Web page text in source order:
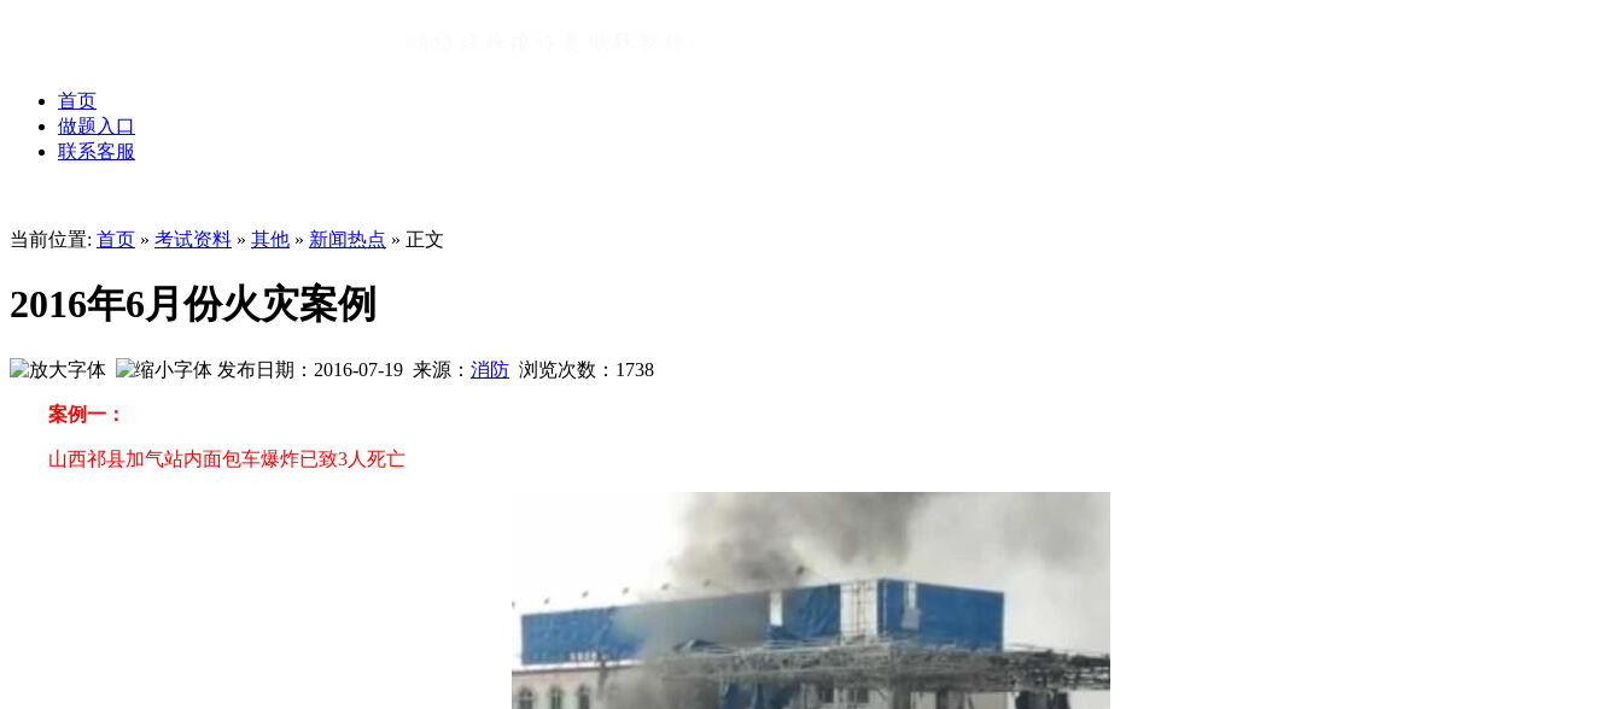
首页
做题入口
联系客服
当前位置: 首页 » 考试资料 » 其他 » 新闻热点 » 正文
2016年6月份火灾案例
发布日期：2016-07-19 来源： 消防 浏览次数： 1738
案例一：
山西祁县加气站内面包车爆炸已致3人死亡